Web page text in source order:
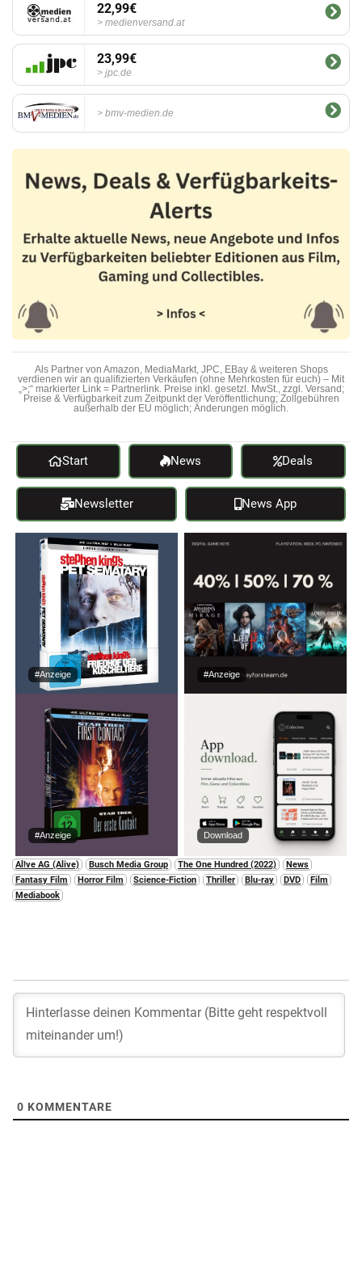
22,99€
medienversand.at
23,99€
jpc.de
bmv-medien.de
Als Partner von Amazon, MediaMarkt, JPC, EBay & weiteren Shops
verdienen wir an qualifizierten Verkäufen (ohne Mehrkosten für euch) – Mit
„>;“ markierter Link = Partnerlink. Preise inkl. gesetzl. MwSt., zzgl. Versand;
Preise & Verfügbarkeit zum Zeitpunkt der Veröffentlichung; Zollgebühren
außerhalb der EU möglich; Änderungen möglich.
Start News Deals
Newsletter News App
#Anzeige #Anzeige
#Anzeige Download
Al!ve AG (Alive) Busch Media Group The One Hundred (2022)
News
Fantasy Film
Horror Film Science-Fiction Thriller Blu-ray DVD
Film
Mediabook
0 KOMMENTARE